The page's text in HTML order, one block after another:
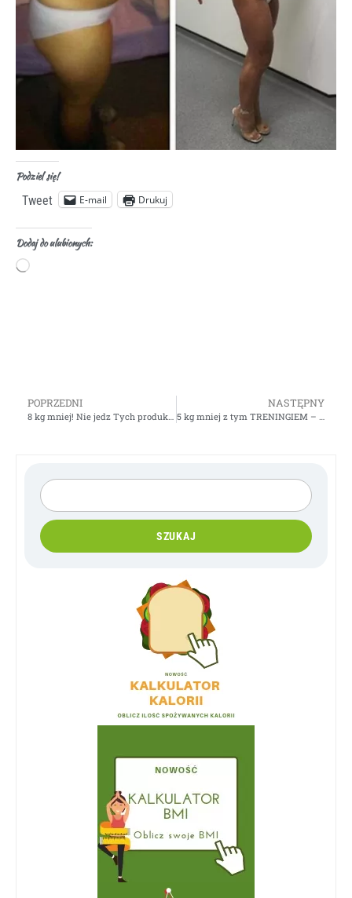
Podziel się!
Tweet E-mail Drukuj
Dodaj do ulubionych:
SZUKAJ
POPRZEDNI
8 kg mniej! Nie jedz Tych produktów!
NASTĘPNY
5 kg mniej z tym TRENINGIEM – Działaj